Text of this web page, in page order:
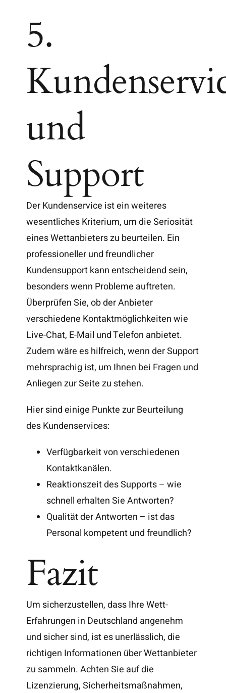
5.
und
Support
Der Kundenservice ist ein weiteres
wesentliches Kriterium, um die Seriosität
eines Wettanbieters zu beurteilen. Ein
professioneller und freundlicher
Kundensupport kann entscheidend sein,
besonders wenn Probleme auftreten.
Überprüfen Sie, ob der Anbieter
verschiedene Kontaktmöglichkeiten wie
Live-Chat, E-Mail und Telefon anbietet.
Zudem wäre es hilfreich, wenn der Support
mehrsprachig ist, um Ihnen bei Fragen und
Anliegen zur Seite zu stehen.
Hier sind einige Punkte zur Beurteilung
des Kundenservices:
Verfügbarkeit von verschiedenen
Kontaktkanälen.
Reaktionszeit des Supports – wie
schnell erhalten Sie Antworten?
Qualität der Antworten – ist das
Personal kompetent und freundlich?
Fazit
Um sicherzustellen, dass Ihre Wett-
Erfahrungen in Deutschland angenehm
und sicher sind, ist es unerlässlich, die
richtigen Informationen über Wettanbieter
zu sammeln. Achten Sie auf die
Lizenzierung, Sicherheitsmaßnahmen,